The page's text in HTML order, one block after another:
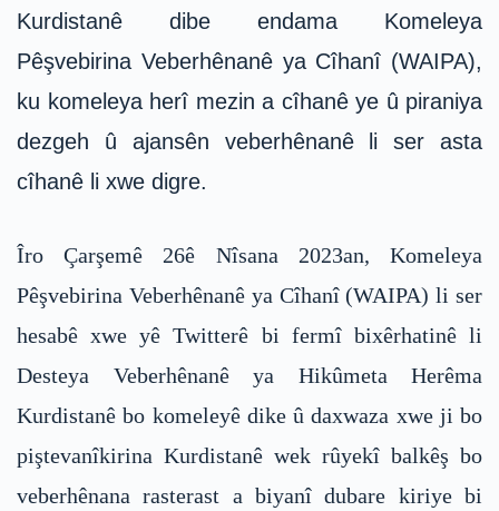
Kurdistanê dibe endama Komeleya
Pêşvebirina Veberhênanê ya Cîhanî (WAIPA),
ku komeleya herî mezin a cîhanê ye û piraniya
dezgeh û ajansên veberhênanê li ser asta
cîhanê li xwe digre.
Îro Çarşemê 26ê Nîsana 2023an, Komeleya
Pêşvebirina Veberhênanê ya Cîhanî (WAIPA) li ser
hesabê xwe yê Twitterê bi fermî bixêrhatinê li
Desteya Veberhênanê ya Hikûmeta Herêma
Kurdistanê bo komeleyê dike û daxwaza xwe ji bo
piştevanîkirina Kurdistanê wek rûyekî balkêş bo
veberhênana rasterast a biyanî dubare kiriye bi